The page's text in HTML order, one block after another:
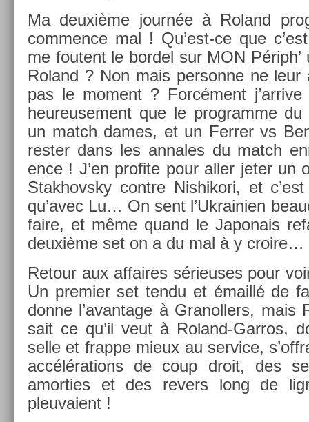
Ma deuxième journée à Roland
com­m­ence mal ! Qu’est-ce que
me foutent le bor­del sur MON
Roland ? Non mais per­son­ne ne leur
pas le mo­ment ? Forcément
heureuse­ment que le pro­gram­me
un match dames, et un Ferr­er vs
re­st­er dans les an­nales du match
ence ! J’en pro­fite pour aller jeter
Stak­hovsky con­tre Nis­hikori, et
qu’avec Lu… On sent l’Uk­raini­en
faire, et même quand le Japonais
deuxième set on a du mal à y croire…
Re­tour aux af­faires sérieuses pour
Un pre­mi­er set tendu et émaillé de
donne l’avan­tage à Granoll­ers, mais
sait ce qu’il veut à Roland-Garros,
selle et frap­pe mieux au ser­vice,
accéléra­tions de coup droit, des
amort­ies et des re­v­ers long de
pleuvaient !